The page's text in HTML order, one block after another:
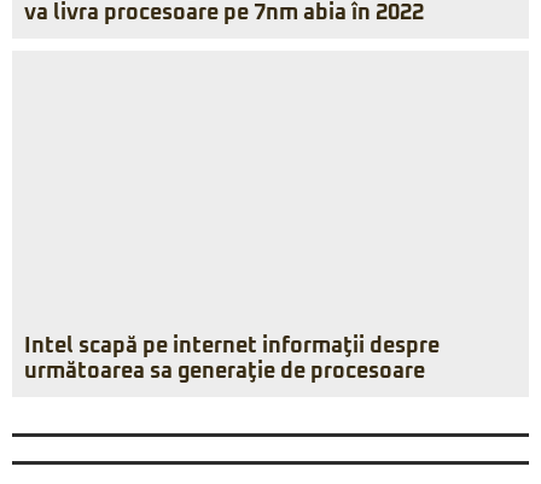
va livra procesoare pe 7nm abia în 2022
Intel scapă pe internet informaţii despre
următoarea sa generaţie de procesoare